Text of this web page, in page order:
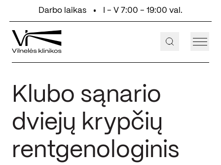
Eiti prie turinioDarbo laikas I - V 7:00 - 19:00 val.
+370 647 55 000
Klubo sąnario
dviejų krypčių
rentgenologinis